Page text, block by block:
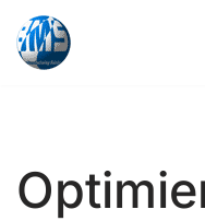
Zum